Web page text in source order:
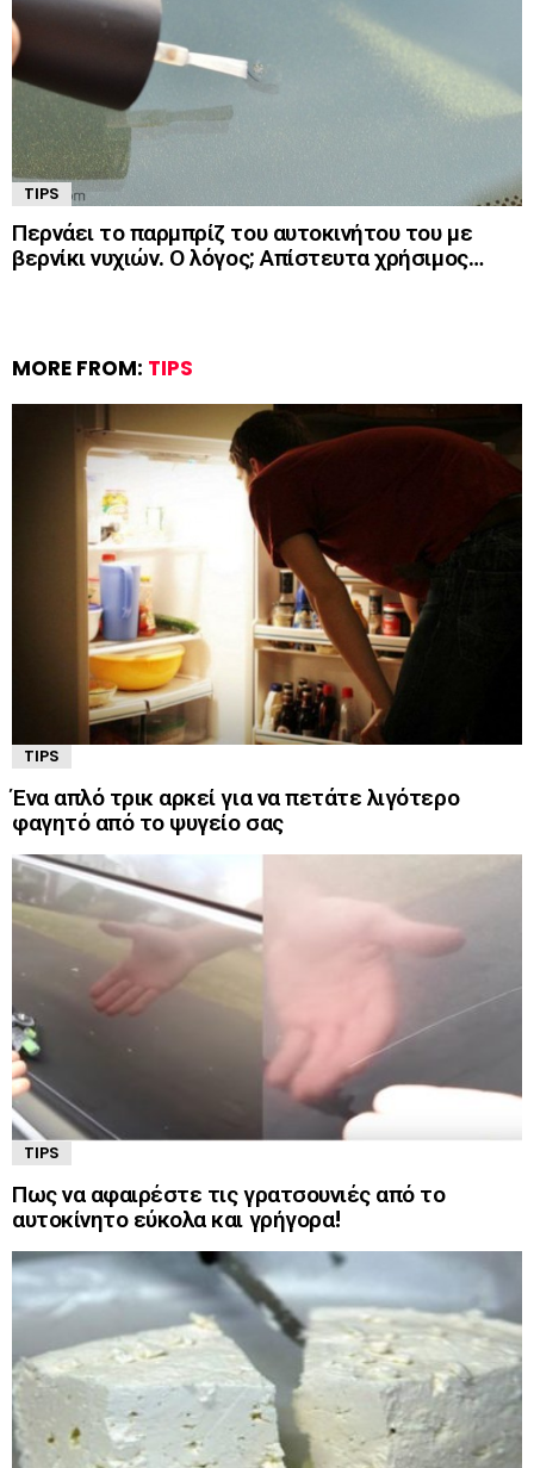
TIPS
Περνάει το παρμπρίζ του αυτοκινήτου του με
βερνίκι νυχιών. Ο λόγος; Απίστευτα χρήσιμος…
MORE FROM: TIPS
TIPS
Ένα απλό τρικ αρκεί για να πετάτε λιγότερο
φαγητό από το ψυγείο σας
TIPS
Πως να αφαιρέστε τις γρατσουνιές από το
αυτοκίνητο εύκολα και γρήγορα!